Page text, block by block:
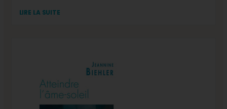
LIRE LA SUITE